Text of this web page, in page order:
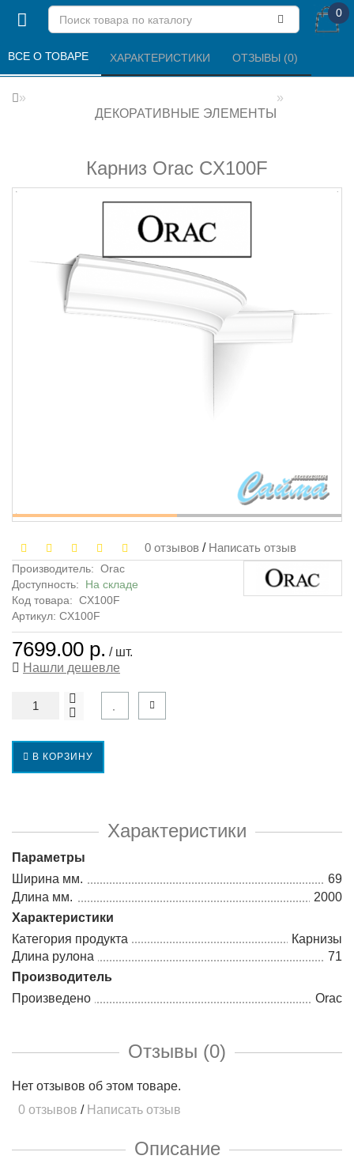
0
ДЕКОРАТИВНЫЕ ЭЛЕМЕНТЫ
Карниз Orac CX100F
ВСЕ О ТОВАРЕ ХАРАКТЕРИСТИКИ ОТЗЫВЫ (0)
0 отзывов / Написать отзыв
Производитель: Orac
Доступность: На складе
Код товара: CX100F
Артикул: CX100F
7699.00 р. / шт.
Нашли дешевле
В КОРЗИНУ
Характеристики
Параметры
Ширина мм.
69
Длина мм.
2000
Характеристики
Категория продукта
Карнизы
Длина рулона
71
Производитель
Произведено
Orac
Отзывы (0)
Нет отзывов об этом товаре.
0 отзывов / Написать отзыв
Описание